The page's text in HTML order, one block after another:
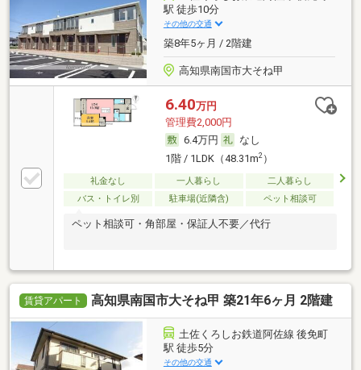
駅 徒歩10分
その他の交通
築8年5ヶ月 / 2階建
高知県南国市大そね甲
6.40万円
管理費2,000円
6.4万円
なし
1階 / 1LDK（48.31m2）
礼金なし 一人暮らし
二人暮らし
バス・トイレ別
駐車場(近隣含) ペット相談可
ペット相談可・角部屋・保証人不要／代行
賃貸アパート 高知県南国市大そね甲 築21年6ヶ月 2階建
土佐くろしお鉄道阿佐線 後免町
駅 徒歩5分
その他の交通